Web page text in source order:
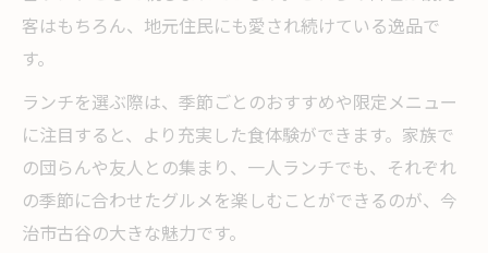
客はもちろん、地元住民にも愛され続けている逸品で
す。
ランチを選ぶ際は、季節ごとのおすすめや限定メニュー
に注目すると、より充実した食体験ができます。家族で
の団らんや友人との集まり、一人ランチでも、それぞれ
の季節に合わせたグルメを楽しむことができるのが、今
治市古谷の大きな魅力です。